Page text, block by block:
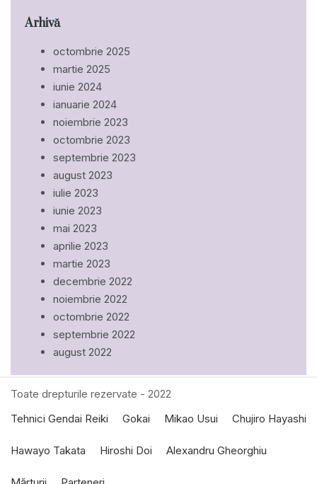
Arhivă
octombrie 2025
martie 2025
iunie 2024
ianuarie 2024
noiembrie 2023
octombrie 2023
septembrie 2023
august 2023
iulie 2023
iunie 2023
mai 2023
aprilie 2023
martie 2023
decembrie 2022
noiembrie 2022
octombrie 2022
septembrie 2022
august 2022
Toate drepturile rezervate - 2022
Tehnici Gendai Reiki
Gokai Mikao Usui Chujiro Hayashi
Hawayo Takata Hiroshi Doi Alexandru Gheorghiu